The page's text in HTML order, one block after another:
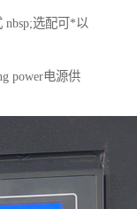
nbsp;选配可*以
power电源供